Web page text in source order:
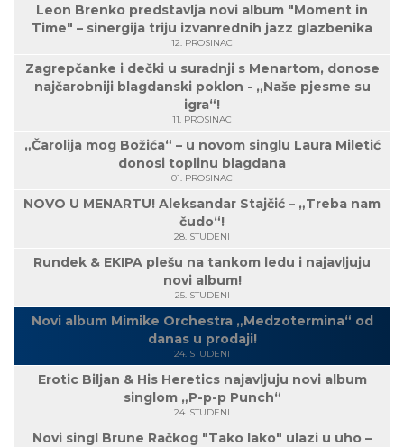
Leon Brenko predstavlja novi album "Moment in
Time" – sinergija triju izvanrednih jazz glazbenika
12. PROSINAC
Zagrepčanke i dečki u suradnji s Menartom, donose
najčarobniji blagdanski poklon - „Naše pjesme su
igra“!
11. PROSINAC
„Čarolija mog Božića“ – u novom singlu Laura Miletić
donosi toplinu blagdana
01. PROSINAC
NOVO U MENARTU! Aleksandar Stajčić – „Treba nam
čudo“!
28. STUDENI
Rundek & EKIPA plešu na tankom ledu i najavljuju
novi album!
25. STUDENI
Novi album Mimike Orchestra „Medzotermina“ od
danas u prodaji!
24. STUDENI
Erotic Biljan & His Heretics najavljuju novi album
singlom „P-p-p Punch“
24. STUDENI
Novi singl Brune Račkog "Tako lako" ulazi u uho –